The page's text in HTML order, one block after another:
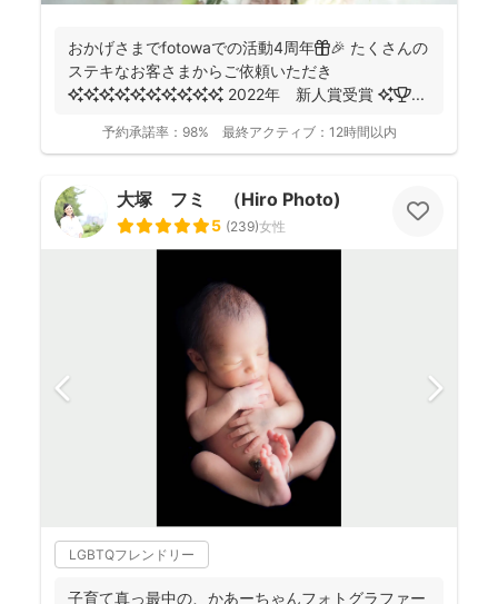
おかげさまでfotowaでの活動4周年🎁🎉 たくさんの
ステキなお客さまからご依頼いただき
✨✨✨✨✨✨✨✨✨✨ 2022年 新人賞受賞 ✨🏆 ...
予約承諾率： 98% 最終アクティブ： 12時間以内
大塚 フミ （Hiro Photo)
5 (239)女性
LGBTQフレンドリー
子育て真っ最中の、かあーちゃんフォトグラファー